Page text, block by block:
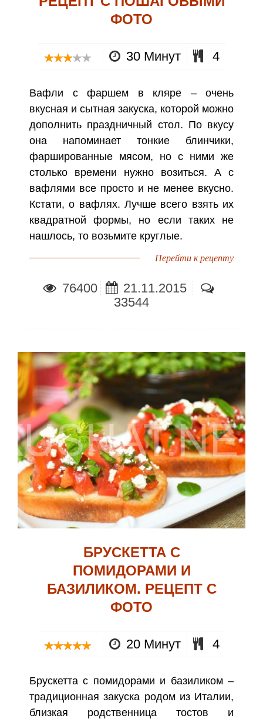
ФОТО
30 Минут 4
Вафли с фаршем в кляре – очень
вкусная и сытная закуска, которой можно
дополнить праздничный стол. По вкусу
она напоминает тонкие блинчики,
фаршированные мясом, но с ними же
столько времени нужно возиться. А с
вафлями все просто и не менее вкусно.
Кстати, о вафлях. Лучше всего взять их
квадратной формы, но если таких не
нашлось, то возьмите круглые.
Перейти к рецепту
76400
21.11.2015
33544
БРУСКЕТТА С
ПОМИДОРАМИ И
БАЗИЛИКОМ. РЕЦЕПТ С
ФОТО
20 Минут 4
Брускетта с помидорами и базиликом –
традиционная закуска родом из Италии,
близкая родственница тостов и